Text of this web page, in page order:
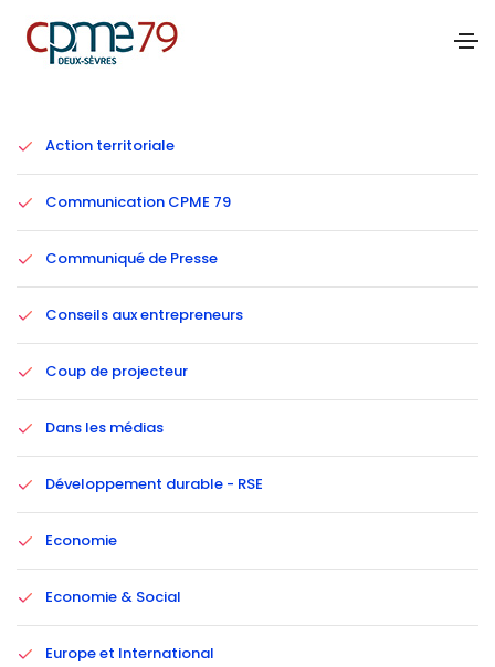
Catégories
Action territoriale
Communication CPME 79
Communiqué de Presse
Conseils aux entrepreneurs
Coup de projecteur
Dans les médias
Développement durable - RSE
Economie
Economie & Social
Europe et International